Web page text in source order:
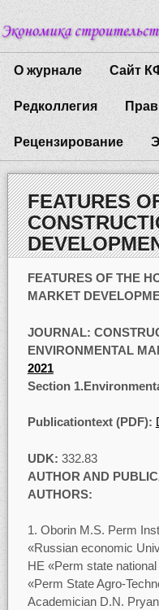
О журнале Сайт
Редколлегия
Рецензирование
FEATURES
FEATURES OF THE
MARKET
JOURNAL:
ENVIRONMENTAL
2021
Section
Publicationtext (PDF):
UDK: 332.83
AUTHOR AND
AUTHORS:
Oborin M.S. Perm
«Russian economic
HE «Perm state
«Perm State Agro-
Academician D.N.